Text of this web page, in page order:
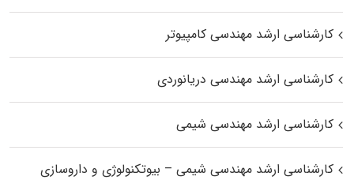
کارشناسی ارشد مهندسی کامپیوتر
کارشناسی ارشد مهندسی دریانوردی
کارشناسی ارشد مهندسی شیمی
کارشناسی ارشد مهندسی شیمی – بیوتکنولوژی و داروسازی